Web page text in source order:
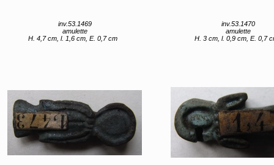
inv.53.1469
amulette
H. 4,7 cm, l. 1,6 cm, E. 0,7 cm
inv.53.1470
amulette
H. 3 cm, l. 0,9 cm, E. 0,7